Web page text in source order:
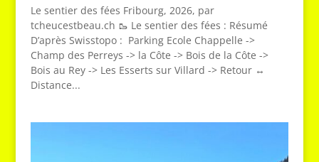
Le sentier des fées Fribourg, 2026, par
tcheucestbeau.ch 🥾 Le sentier des fées : Résumé
D’après Swisstopo : Parking Ecole Chappelle ->
Champ des Perreys -> la Côte -> Bois de la Côte ->
Bois au Rey -> Les Esserts sur Villard -> Retour ↔
Distance...